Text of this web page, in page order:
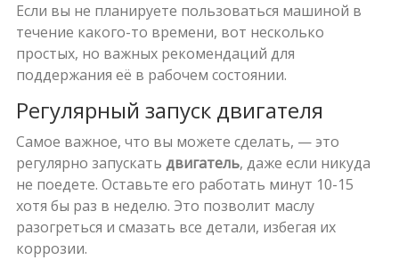
Если вы не планируете пользоваться машиной в
течение какого-то времени, вот несколько
простых, но важных рекомендаций для
поддержания её в рабочем состоянии.
Регулярный запуск двигателя
Самое важное, что вы можете сделать, — это
регулярно запускать двигатель, даже если никуда
не поедете. Оставьте его работать минут 10-15
хотя бы раз в неделю. Это позволит маслу
разогреться и смазать все детали, избегая их
коррозии.